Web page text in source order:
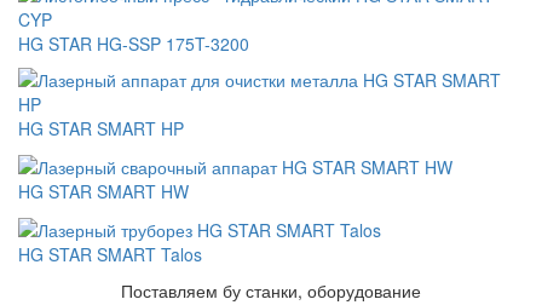
HG STAR HG-SSP 175T-3200
HG STAR SMART HP
HG STAR SMART HW
HG STAR SMART Talos
Поставляем бу станки, оборудование